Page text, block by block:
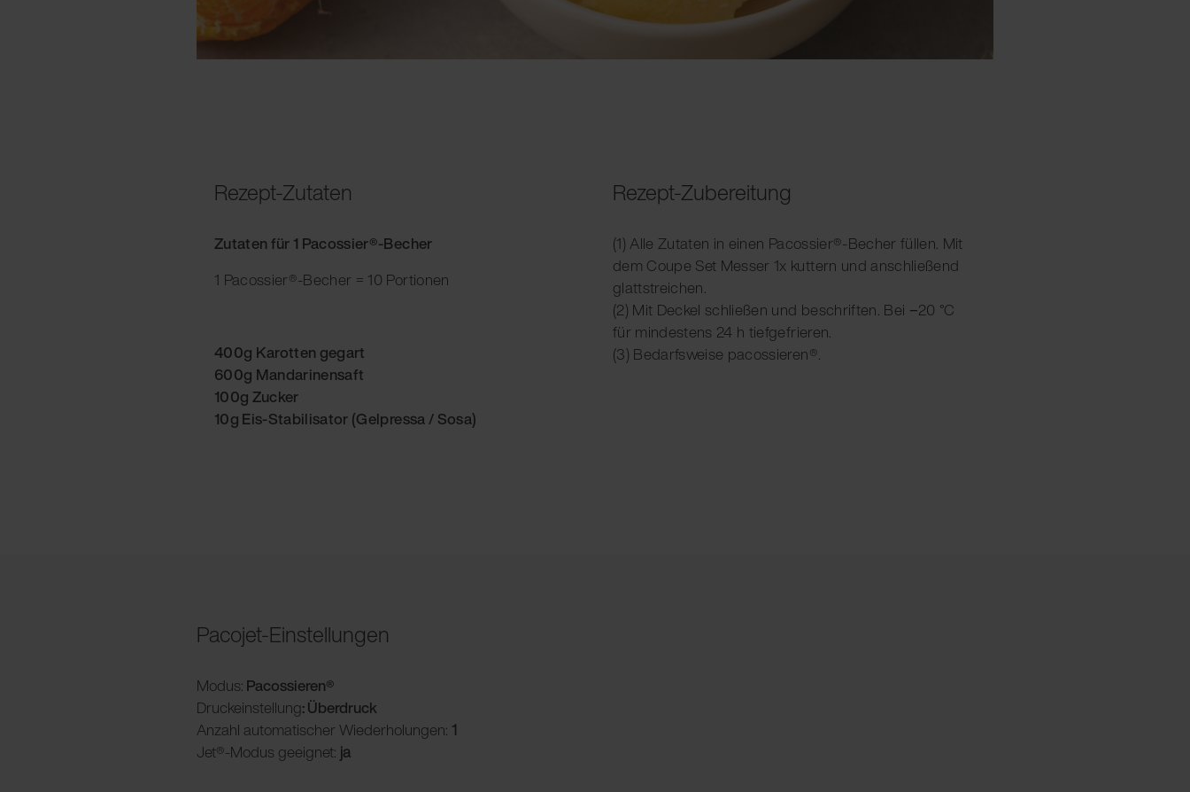
Rezept-Zutaten
Zutaten für 1 Pacossier®-Becher
1 Pacossier®-Becher = 10 Portionen
400g Karotten gegart
600g Mandarinensaft
100g Zucker
10g Eis-Stabilisator (Gelpressa / Sosa)
Rezept-Zubereitung
(1) Alle Zutaten in einen Pacossier®-Becher füllen. Mit
dem Coupe Set Messer 1x kuttern und anschließend
glattstreichen.
(2) Mit Deckel schließen und beschriften. Bei −20 °C
für mindestens 24 h tiefgefrieren.
(3) Bedarfsweise pacossieren®.
Pacojet-Einstellungen
Modus: Pacossieren®
Druckeinstellung: Überdruck
Anzahl automatischer Wiederholungen: 1
Jet®-Modus geeignet: ja